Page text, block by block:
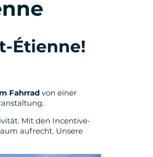
Étienne!
Fahrrad von einer
Mit den Incentive-
aufrecht. Unsere